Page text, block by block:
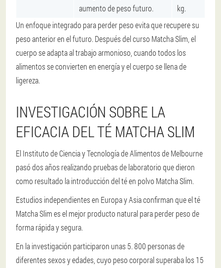
aumento de peso futuro.
kg.
Un enfoque integrado para perder peso evita que recupere su
peso anterior en el futuro. Después del curso Matcha Slim, el
cuerpo se adapta al trabajo armonioso, cuando todos los
alimentos se convierten en energía y el cuerpo se llena de
ligereza.
INVESTIGACIÓN SOBRE LA
EFICACIA DEL TÉ MATCHA SLIM
El Instituto de Ciencia y Tecnología de Alimentos de Melbourne
pasó dos años realizando pruebas de laboratorio que dieron
como resultado la introducción del té en polvo Matcha Slim.
Estudios independientes en Europa y Asia confirman que el té
Matcha Slim es el mejor producto natural para perder peso de
forma rápida y segura.
En la investigación participaron unas 5. 800 personas de
diferentes sexos y edades, cuyo peso corporal superaba los 15